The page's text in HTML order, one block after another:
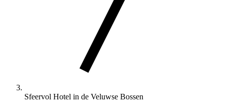
Sfeervol Hotel in de Veluwse Bossen